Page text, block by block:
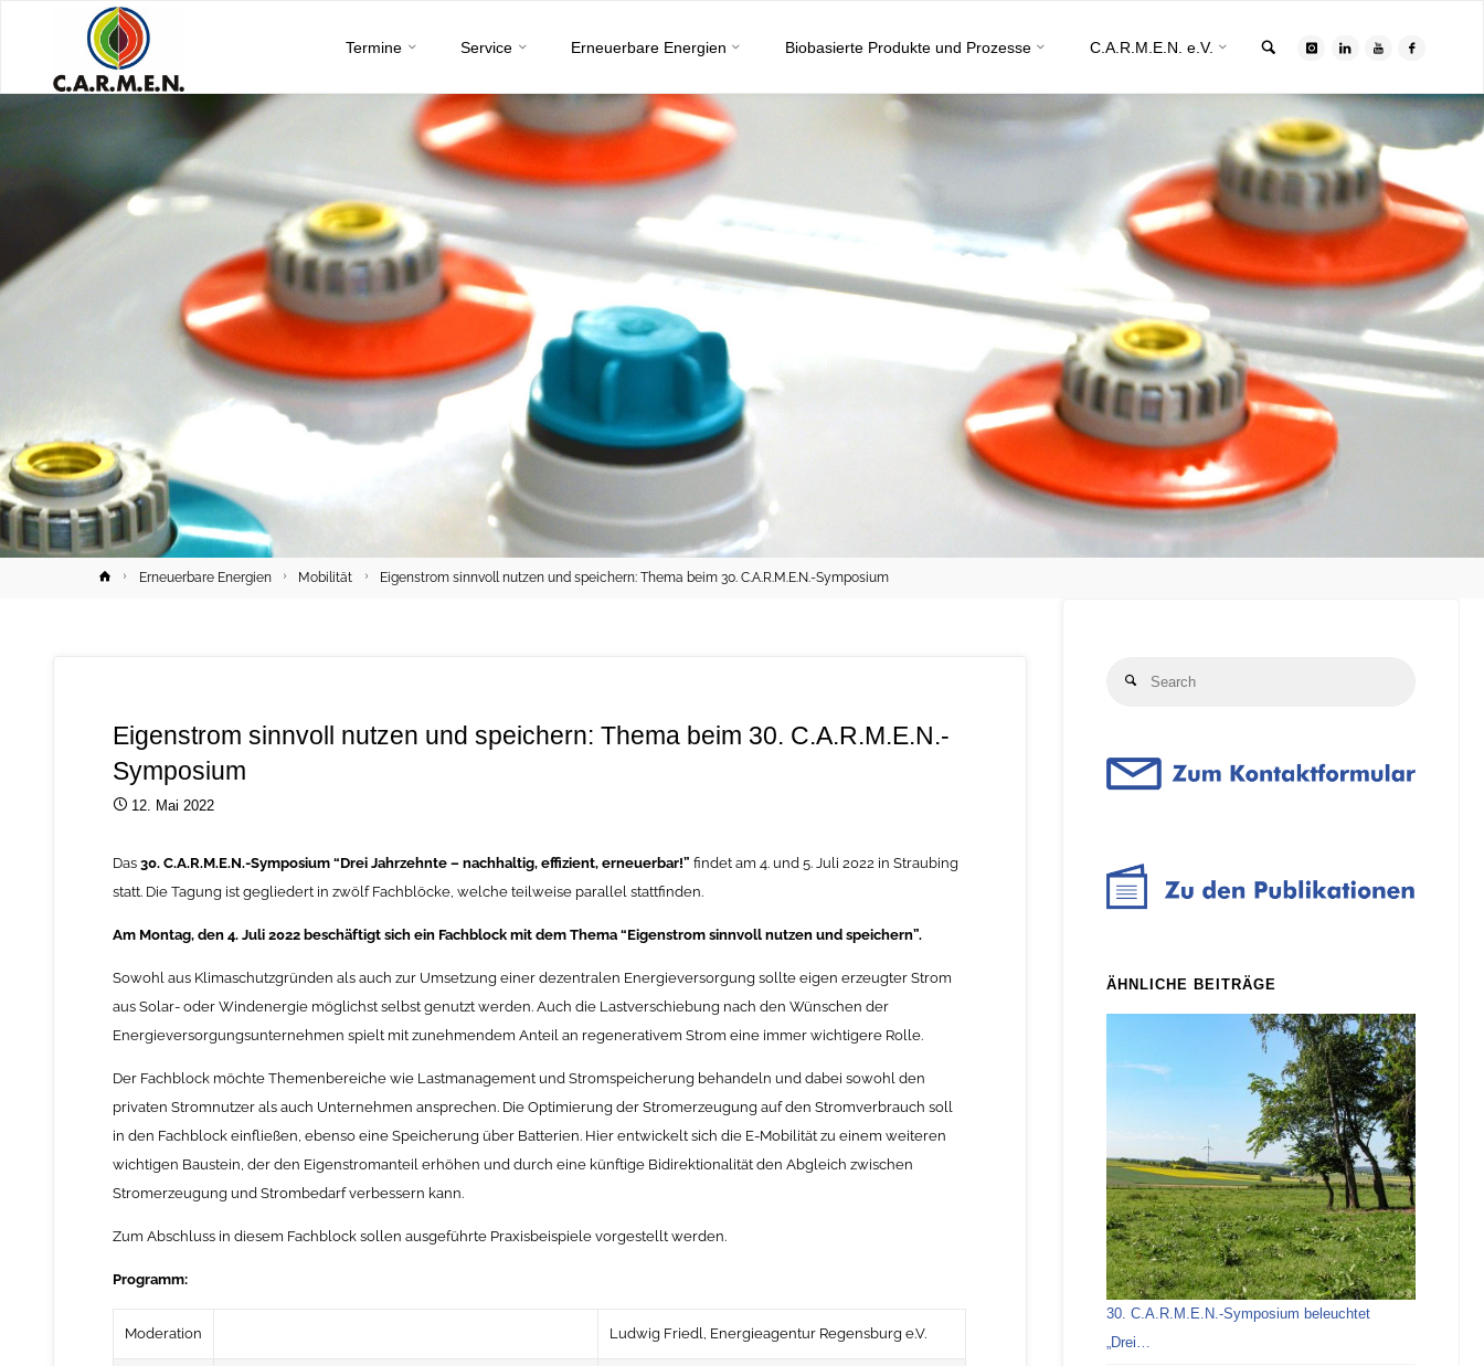
Termine Service Erneuerbare Energien Biobasierte Produkte und Prozesse C.A.R.M.E.N. e.V.
HomeErneuerbare Energien Mobilität Eigenstrom sinnvoll nutzen und speichern: Thema beim 30. C.A.R.M.E.N.-Symposium
Eigenstrom sinnvoll nutzen und speichern: Thema beim 30. C.A.R.M.E.N.-
Symposium
12. Mai 2022
Das 30. C.A.R.M.E.N.-Symposium “Drei Jahrzehnte – nachhaltig, effizient, erneuerbar!” findet am 4. und 5. Juli 2022 in Straubing
statt. Die Tagung ist gegliedert in zwölf Fachblöcke, welche teilweise parallel stattfinden.
Am Montag, den 4. Juli 2022 beschäftigt sich ein Fachblock mit dem Thema “Eigenstrom sinnvoll nutzen und speichern”.
Sowohl aus Klimaschutzgründen als auch zur Umsetzung einer dezentralen Energieversorgung sollte eigen erzeugter Strom
aus Solar- oder Windenergie möglichst selbst genutzt werden. Auch die Lastverschiebung nach den Wünschen der
Energieversorgungsunternehmen spielt mit zunehmendem Anteil an regenerativem Strom eine immer wichtigere Rolle.
Der Fachblock möchte Themenbereiche wie Lastmanagement und Stromspeicherung behandeln und dabei sowohl den
privaten Stromnutzer als auch Unternehmen ansprechen. Die Optimierung der Stromerzeugung auf den Stromverbrauch soll
in den Fachblock einfließen, ebenso eine Speicherung über Batterien. Hier entwickelt sich die E-Mobilität zu einem weiteren
wichtigen Baustein, der den Eigenstromanteil erhöhen und durch eine künftige Bidirektionalität den Abgleich zwischen
Stromerzeugung und Strombedarf verbessern kann.
Zum Abschluss in diesem Fachblock sollen ausgeführte Praxisbeispiele vorgestellt werden.
Programm:
Moderation Ludwig Friedl, Energieagentur Regensburg e.V.
Search
ÄHNLICHE BEITRÄGE
30. C.A.R.M.E.N.-Symposium beleuchtet
„Drei…